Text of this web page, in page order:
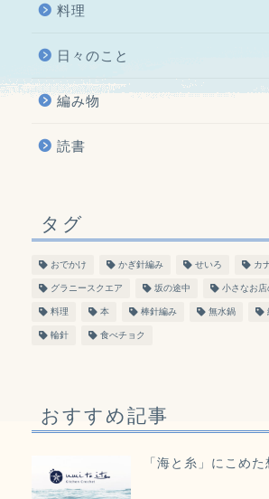
料理
日々のこと
編み物
読書
タグ
おでかけ かぎ針編み せいろ カ
グラニースクエア 坂の途中 小さなお
料理 本 棒針編み 無水鍋
輪針 食べチョク
おすすめ記事
「海と糸」にこめた